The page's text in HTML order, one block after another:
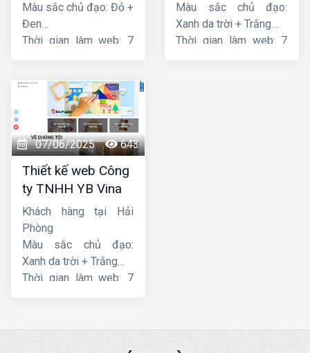
Màu sắc chủ đạo: Đỏ +
Đen
Thời gian làm web: 7
Màu sắc chủ đạo:
Xanh da trời + Trắng
Thời gian làm web: 7
07/06/2025 643
Thiết kế web Công
ty TNHH YB Vina
Khách hàng tại Hải
Phòng
Màu sắc chủ đạo:
Xanh da trời + Trắng
Thời gian làm web: 7